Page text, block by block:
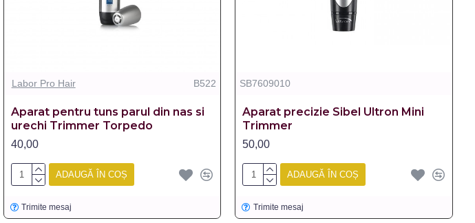
Labor Pro Hair B522
Aparat pentru tuns parul din nas si
urechi Trimmer Torpedo
40,00
ADAUGĂ ÎN COȘ
Trimite mesaj
SB7609010
Aparat precizie Sibel Ultron Mini
Trimmer
50,00
ADAUGĂ ÎN COȘ
Trimite mesaj